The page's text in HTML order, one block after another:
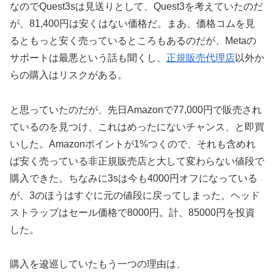
なのでQuest3sは見送りとして、Quest3を考えていたのだ
が、81,400円は安くはない価格だ。まあ、価格コムを見
るともっと安く売っているところもあるのだが、Metaの
サポートは最悪という話も聞くし、 正規販売代理店以外か
らの購入はリスクがある。
と思っていたのだが、先日Amazonで77,000円で販売され
ているのを見つけ、これはめったにないチャンス、と即買
いした。Amazonポイントが1%つくので、それも含めれ
ば安く売っている非正規販売店と大して変わらない値段で
購入できた。ちなみに3sは今も4000円オフになっている
が、3のほうはすぐに元の値段に戻ってしまった。ヘッド
ストラップはセール価格で8000円。計、85000円を投資
した。
購入を逡巡していたもう一つの理由は、